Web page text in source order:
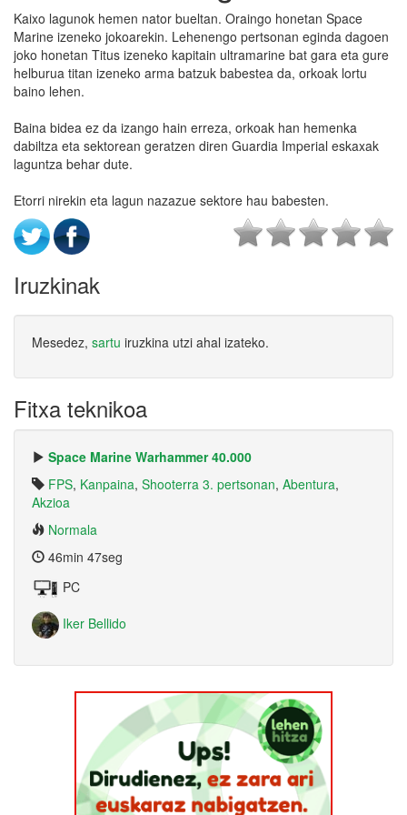
Kaixo lagunok hemen nator bueltan. Oraingo honetan Space
Marine izeneko jokoarekin. Lehenengo pertsonan eginda dagoen
joko honetan Titus izeneko kapitain ultramarine bat gara eta gure
helburua titan izeneko arma batzuk babestea da, orkoak lortu
baino lehen.
Baina bidea ez da izango hain erreza, orkoak han hemenka
dabiltza eta sektorean geratzen diren Guardia Imperial eskaxak
laguntza behar dute.
Etorri nirekin eta lagun nazazue sektore hau babesten.
Iruzkinak
Mesedez, sartu iruzkina utzi ahal izateko.
Fitxa teknikoa
Space Marine Warhammer 40.000
FPS, Kanpaina, Shooterra 3. pertsonan, Abentura,
Akzioa
Normala
46min 47seg
PC
Iker Bellido